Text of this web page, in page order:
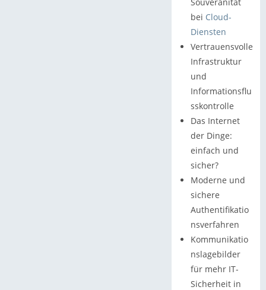
bei Cloud-
Diensten
Vertrauensvolle
Infrastruktur
und
Informationsflu
sskontrolle
Das Internet
der Dinge:
einfach und
sicher?
Moderne und
sichere
Authentifikatio
nsverfahren
Kommunikatio
nslagebilder
für mehr IT-
Sicherheit in